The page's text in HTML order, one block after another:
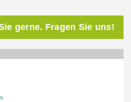
gerne. Fragen Sie uns!